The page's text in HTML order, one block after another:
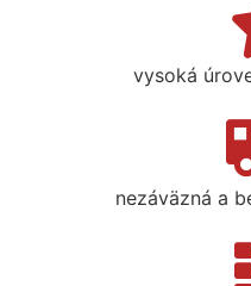
vysoká
nezáväzná a